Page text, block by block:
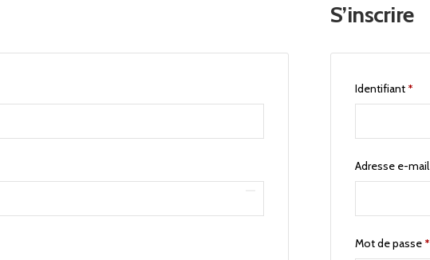
S’inscrire
Identifiant *
Adresse e-mail
Mot de passe *